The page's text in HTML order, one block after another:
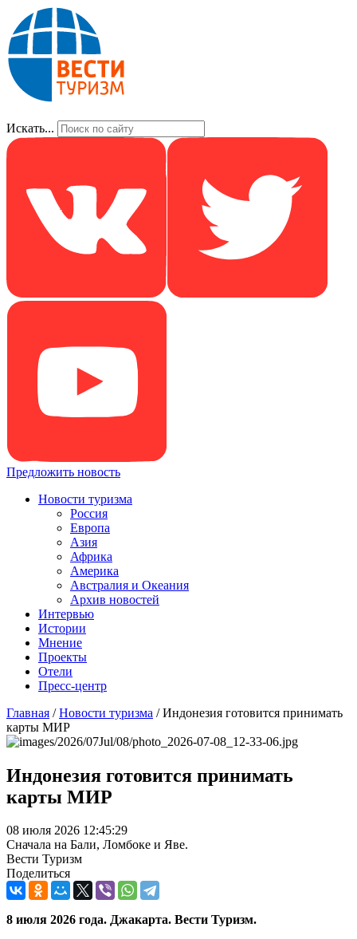
Искать...
Предложить новость
Новости туризма
Россия
Европа
Азия
Африка
Америка
Австралия и Океания
Архив новостей
Интервью
Истории
Мнение
Проекты
Отели
Пресс-центр
Главная /Новости туризма /Индонезия готовится принимать
карты МИР
Индонезия готовится принимать
карты МИР
08 июля 2026 12:45:29
Сначала на Бали, Ломбоке и Яве.
Вести Туризм
Поделиться
8 июля 2026 года. Джакарта. Вести Туризм.